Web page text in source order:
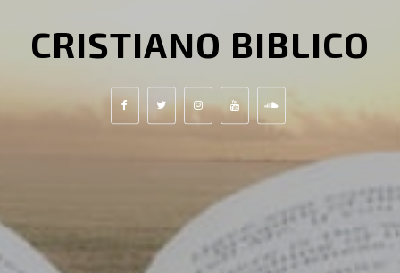
CRISTIANO BIBLICO